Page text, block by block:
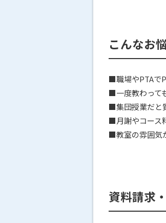
こんなお
■職場やPTAで
■一度教わって
■集団授業だと
■月謝やコース
■教室の雰囲気
資料請求